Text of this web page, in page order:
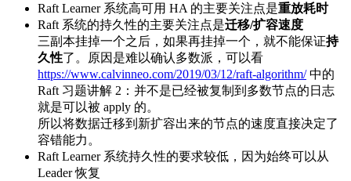
Raft Learner 系统高可用 HA 的主要关注点是重放耗时
Raft 系统的持久性的主要关注点是迁移/扩容速度
三副本挂掉一个之后，如果再挂掉一个，就不能保证持
久性了。原因是难以确认多数派，可以看
https://www.calvinneo.com/2019/03/12/raft-algorithm/中的
Raft 习题讲解 2：并不是已经被复制到多数节点的日志
就是可以被 apply 的。
所以将数据迁移到新扩容出来的节点的速度直接决定了
容错能力。
Raft Learner 系统持久性的要求较低，因为始终可以从
Leader 恢复